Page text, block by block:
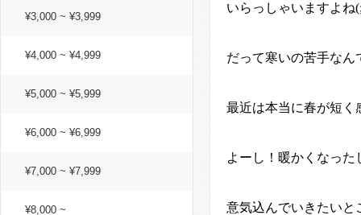
いらっしゃいますよね
だって寒いの苦手なん
最近は本当に春が短く
よーし！暖かくなった
意気込んでいきたいと
¥3,000 ~ ¥3,999
¥4,000 ~ ¥4,999
¥5,000 ~ ¥5,999
¥6,000 ~ ¥6,999
¥7,000 ~ ¥7,999
¥8,000 ~